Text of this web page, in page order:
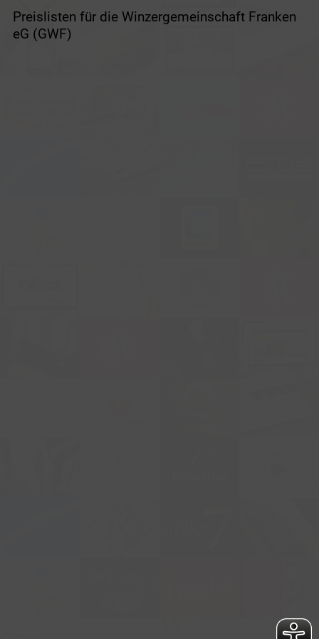
Preislisten für die Winzergemeinschaft Franken
eG (GWF)